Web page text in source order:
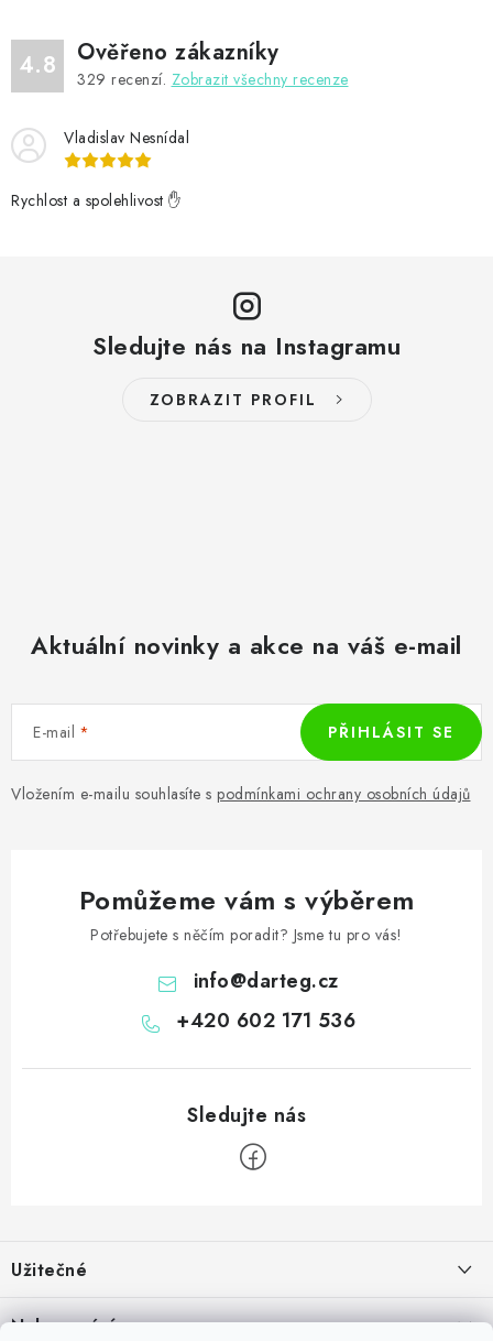
4.8 Ověřeno zákazníky
329 recenzí. Zobrazit všechny recenze
Vladislav Nesnídal
Rychlost a spolehlivost ✋
Sledujte nás na Instagramu
ZOBRAZIT PROFIL
Aktuální novinky a akce na váš e-mail
E-mail
Vložením e-mailu souhlasíte s podmínkami ochrany osobních údajů
PŘIHLÁSIT SE
Pomůžeme vám s výběrem
Potřebujete s něčím poradit? Jsme tu pro vás!
info@darteg.cz
+420 602 171 536
p
a
Užitečné
Kontakt
Nakupování